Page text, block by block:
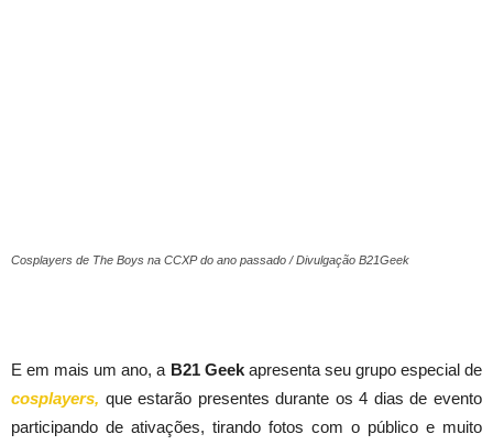
Cosplayers de The Boys na CCXP do ano passado / Divulgação B21Geek
E em mais um ano, a B21 Geekapresenta seu grupo especial de
cosplayers, que estarão presentes durante os 4 dias de evento
participando de ativações, tirando fotos com o público e muito